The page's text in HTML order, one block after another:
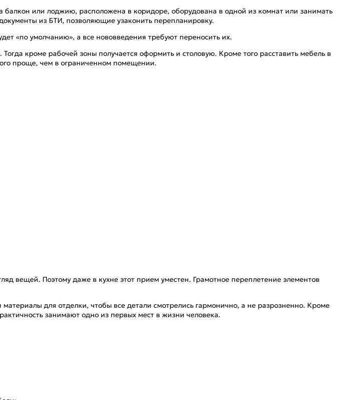
или лоджию, расположена в коридоре, оборудована в одной из комнат или занимать
из БТИ, позволяющие узаконить перепланировку.
«по умолчанию», а все нововведения требуют переносить их.
кроме рабочей зоны получается оформить и столовую. Кроме того расставить мебель в
проще, чем в ограниченном помещении.
вещей. Поэтому даже в кухне этот прием уместен. Грамотное переплетение элементов
для отделки, чтобы все детали смотрелись гармонично, а не разрозненно. Кроме
занимают одно из первых мест в жизни человека.